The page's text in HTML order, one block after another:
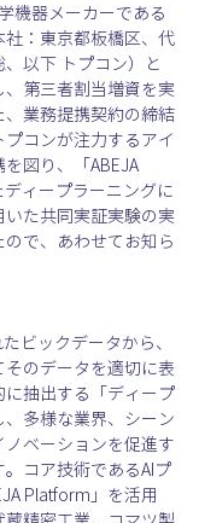
機器メーカーである
：東京都板橋区、代
以下 トプコン）と
第三者割当増資を実
、業務提携契約の締結
コンが注力するアイ
図り、「ABEJA
ィープラーニングに
いた共同実証実験の実
で、あわせてお知ら
ビックデータから、
そのデータを適切に表
に抽出する「ディープ
、多様な業界、シーン
ノベーションを促進す
コア技術であるAIプ
Platform」を活用